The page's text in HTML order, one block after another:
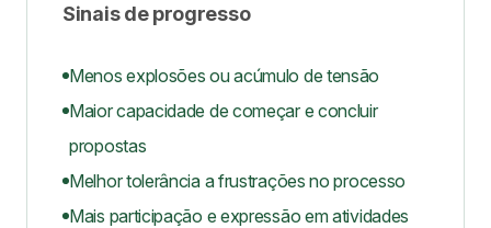
Sinais de progresso
Menos explosões ou acúmulo de tensão
Maior capacidade de começar e concluir
propostas
Melhor tolerância a frustrações no processo
Mais participação e expressão em atividades